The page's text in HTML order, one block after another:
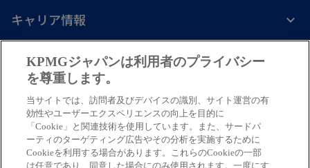
キャリア情報
し
い
タ
ブ
で
新
し
タ
ブ
で
し
タ
ブ
で
し
タ
ブ
で
し
タ
ブ
で
免責事項プライバシーポリシー
© 2026 KPMG AZSA LLC, a limited liability audit corporation
incorporated under the Japanese Certified Public Accountants Law and
a member firm of the KPMG global organization of independent member
firms affiliated with KPMG International Limited, a private English
KPMGジャパンは利用者のプライバシー
を尊重します。
当サイトでは、訪問者及びデバイスの識別、サイト運営の有
効性やユーザーエクスペリエンスの向上を目的に
「Cookie」と関連技術を使用しています。また、サードパ
ーティのターゲティング広告やその分析を実施するために
Cookieを利用する場合があります。これらのCookieの一部
は任意であり、同意した場合にのみ使用されます。一度にす